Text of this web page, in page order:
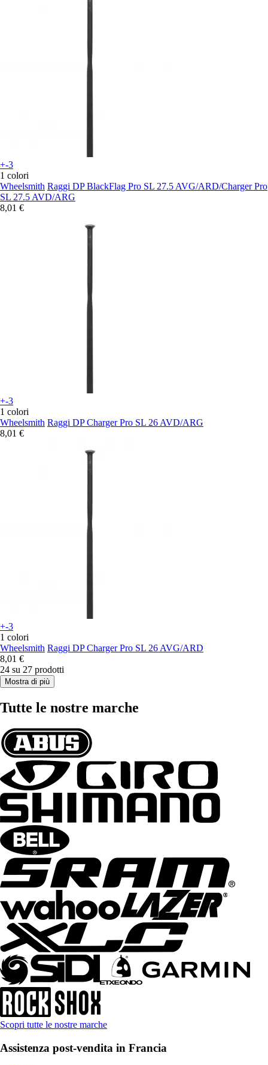
+-3
1 colori
Wheelsmith Raggi DP BlackFlag Pro SL 27.5 AVG/ARD/Charger Pro
SL 27.5 AVD/ARG
8,01 €
+-3
1 colori
Wheelsmith Raggi DP Charger Pro SL 26 AVD/ARG
8,01 €
+-3
1 colori
Wheelsmith Raggi DP Charger Pro SL 26 AVG/ARD
8,01 €
24 su 27 prodotti
Mostra di più
Tutte le nostre marche
Scopri tutte le nostre marche
Assistenza post-vendita in Francia